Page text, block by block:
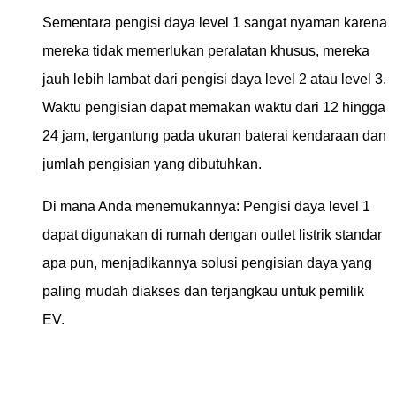
Sementara pengisi daya level 1 sangat nyaman karena
mereka tidak memerlukan peralatan khusus, mereka
jauh lebih lambat dari pengisi daya level 2 atau level 3.
Waktu pengisian dapat memakan waktu dari 12 hingga
24 jam, tergantung pada ukuran baterai kendaraan dan
jumlah pengisian yang dibutuhkan.
Di mana Anda menemukannya: Pengisi daya level 1
dapat digunakan di rumah dengan outlet listrik standar
apa pun, menjadikannya solusi pengisian daya yang
paling mudah diakses dan terjangkau untuk pemilik
EV.